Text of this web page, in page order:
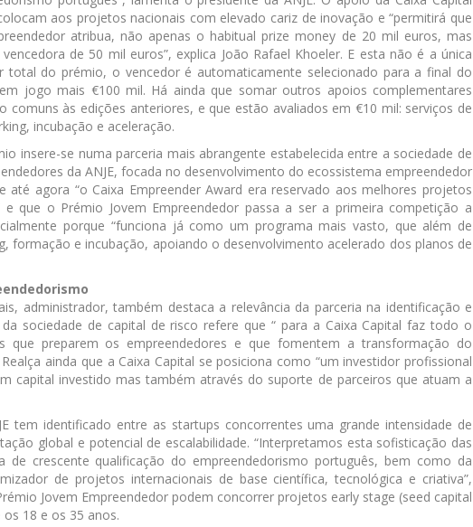
aos projetos nacionais com elevado cariz de inovação e “permitirá que
atribua, não apenas o habitual prize money de 20 mil euros, mas
de 50 mil euros”, explica João Rafael Khoeler. E esta não é a única
total do prémio, o vencedor é automaticamente selecionado para a final do
jogo mais €100 mil. Há ainda que somar outros apoios complementares
às edições anteriores, e que estão avaliados em €10 mil: serviços de
incubação e aceleração.
insere-se numa parceria mais abrangente estabelecida entre a sociedade de
da ANJE, focada no desenvolvimento do ecossistema empreendedor
até agora “o Caixa Empreender Award era reservado aos melhores projetos
e que o Prémio Jovem Empreendedor passa a ser a primeira competição a
porque “funciona já como um programa mais vasto, que além de
formação e incubação, apoiando o desenvolvimento acelerado dos planos de
administrador, também destaca a relevância da parceria na identificação e
sociedade de capital de risco refere que “ para a Caixa Capital faz todo o
que preparem os empreendedores e que fomentem a transformação do
ainda que a Caixa Capital se posiciona como “um investidor profissional
capital investido mas também através do suporte de parceiros que atuam a
tem identificado entre as startups concorrentes uma grande intensidade de
global e potencial de escalabilidade. “Interpretamos esta sofisticação das
crescente qualificação do empreendedorismo português, bem como da
de projetos internacionais de base científica, tecnológica e criativa”,
Jovem Empreendedor podem concorrer projetos early stage (seed capital
18 e os 35 anos.